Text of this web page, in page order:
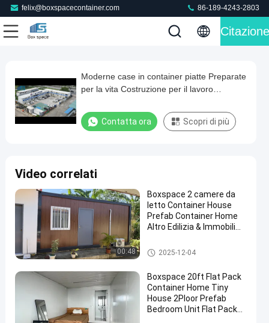
felix@boxspacecontainer.com 86-189-4243-2803
Citazione
Video
Time
Loaded:
Moderne
case
in
per
la
vita
Costruzione
per
lavoro
Dormitorio
Casa
Moderne case in container piatte Preparate
per la vita Costruzione per il lavoro
Contatta ora Scopri di più
Video correlati
00:48
Boxspace 2 camere da
letto Container House
Prefab Container Home
Altro Edilizia & Immobili
House
Casa staccabile del contenitor
e
2025-12-04
Boxspace 20ft Flat Pack
Container Home Tiny
House 2Ploor Prefab
Bedroom Unit Flat Pack